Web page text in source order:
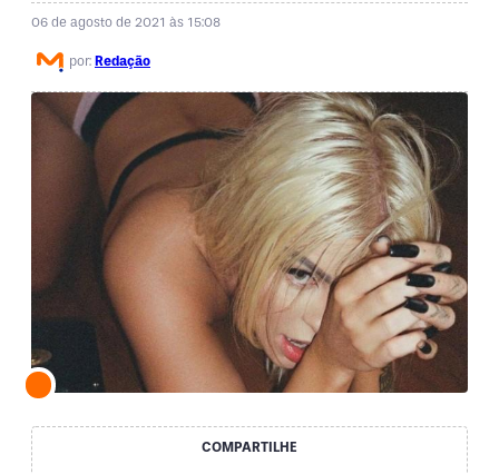
06 de agosto de 2021 às 15:08
por: Redação
COMPARTILHE